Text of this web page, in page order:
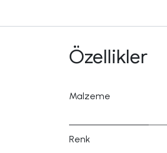
Özellikler
Malzeme
Renk